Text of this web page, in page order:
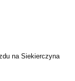
na Siekierczyna